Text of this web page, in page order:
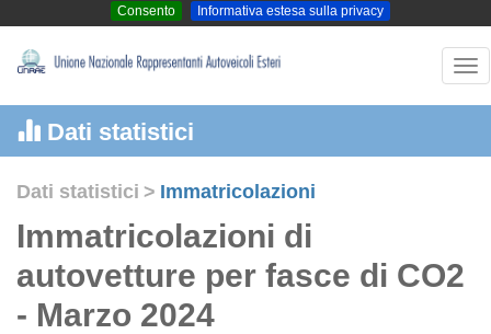
Consento
Informativa estesa sulla privacy
Dati statistici
Dati statistici > Immatricolazioni
Immatricolazioni di
autovetture per fasce di CO2
- Marzo 2024